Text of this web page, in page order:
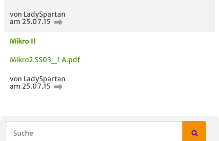
AUCH IM MODUL
von LadySpartan
am 25.07.15
Mikro II
Mikro2 SS03_1 A.pdf
von LadySpartan
am 25.07.15